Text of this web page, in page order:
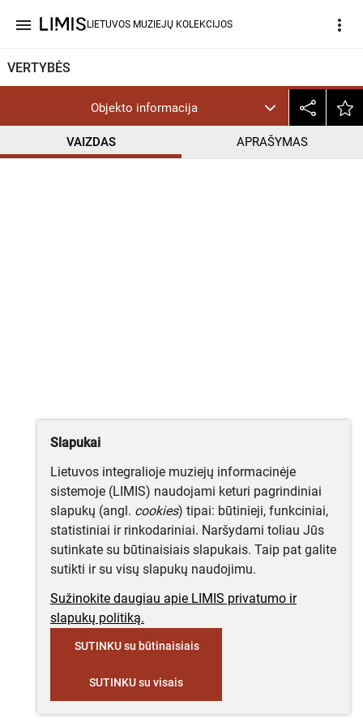
menu LIETUVOS MUZIEJŲ KOLEKCIJOS more_vert
VERTYBĖS
Objekto informacija
VAIZDAS APRAŠYMAS
Slapukai
Lietuvos integralioje muziejų informacinėje
sistemoje (LIMIS) naudojami keturi pagrindiniai
slapukų (angl. cookies) tipai: būtinieji, funkciniai,
statistiniai ir rinkodariniai. Naršydami toliau Jūs
sutinkate su būtinaisiais slapukais. Taip pat galite
sutikti ir su visų slapukų naudojimu.
Sužinokite daugiau apie LIMIS privatumo ir
slapukų politiką.
SUTINKU su būtinaisiais
SUTINKU su visais